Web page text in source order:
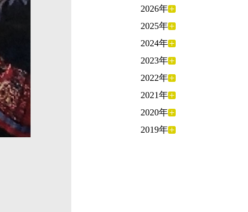
2026年
2025年
2024年
2023年
2022年
2021年
2020年
2019年